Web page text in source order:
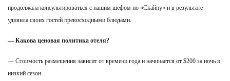
продолжала консультироваться с нашим шефом по «Скайпу» и в результате
удивила своих гостей превосходными блюдами.
— Какова ценовая политика отеля?
— Стоимость размещения зависит от времени года и начинается от $200 за ночь в
низкий сезон.